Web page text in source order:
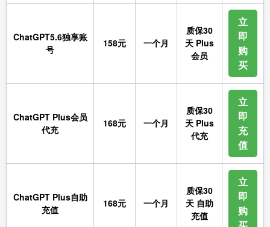
ChatGPT5.6独享账
号
158元 一个月
质保30
天 Plus
会员
立
即
购
买
ChatGPT Plus会员
代充
168元 一个月
质保30
天 Plus
代充
立
即
充
值
ChatGPT Plus自助
充值
168元 一个月
质保30
天 自助
充值
立
即
购